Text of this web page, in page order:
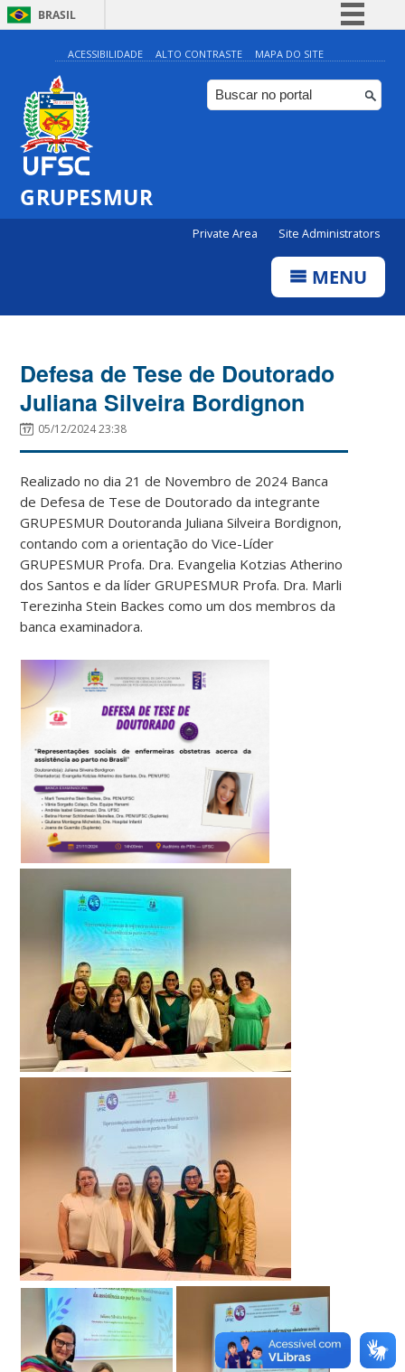
BRASIL
Simplifique!
Comunica BR
Participe
ACESSIBILIDADE ALTO CONTRASTE MAPA DO SITE
GRUPESMUR
Private Area Site Administrators
MENU
Defesa de Tese de Doutorado
Juliana Silveira Bordignon
05/12/2024 23:38
Realizado no dia 21 de Novembro de 2024 Banca
de Defesa de Tese de Doutorado da integrante
GRUPESMUR Doutoranda Juliana Silveira Bordignon,
contando com a orientação do Vice-Líder
GRUPESMUR Profa. Dra. Evangelia Kotzias Atherino
dos Santos e da líder GRUPESMUR Profa. Dra. Marli
Terezinha Stein Backes como um dos membros da
banca examinadora.